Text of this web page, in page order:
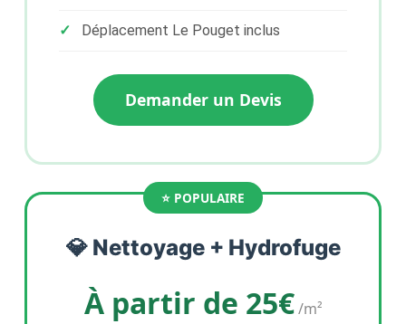
Déplacement Le Pouget inclus
Demander un Devis
💎 Nettoyage + Hydrofuge
À partir de 25€/m²